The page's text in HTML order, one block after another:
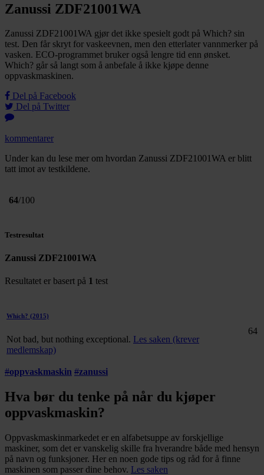
Zanussi ZDF21001WA
Zanussi ZDF21001WA gjør det ikke spesielt godt på Which? sin
test. Den får skryt for vaskeevnen, men den etterlater vannmerker på
vasken. ECO-programmet bruker også lengre tid enn ønsket.
Which? går så langt som å anbefale å ikke kjøpe denne
oppvaskmaskinen.
Del på Facebook
Del på Twitter
kommentarer
Under kan du lese mer om hvordan Zanussi ZDF21001WA er blitt
tatt imot av testkildene.
64/100
Testresultat
Zanussi ZDF21001WA
Resultatet er basert på 1 test
Which? (2015)
Not bad, but nothing exceptional. Les saken (krever
medlemskap)
64
#oppvaskmaskin #zanussi
Hva bør du tenke på når du kjøper
oppvaskmaskin?
Oppvaskmaskinmarkedet er en alfabetsuppe av forskjellige
maskiner, som det er vanskelig skille fra hverandre både med hensyn
på navn og funksjoner. Her en noen gode tips og råd for å finne
maskinen som passer dine behov. Les saken